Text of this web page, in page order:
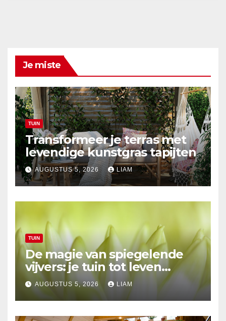
Je miste
TUIN
Transformeer je terras met
levendige kunstgras tapijten
AUGUSTUS 5, 2026 LIAM
TUIN
De magie van spiegelende
vijvers: je tuin tot leven
brengen
AUGUSTUS 5, 2026 LIAM